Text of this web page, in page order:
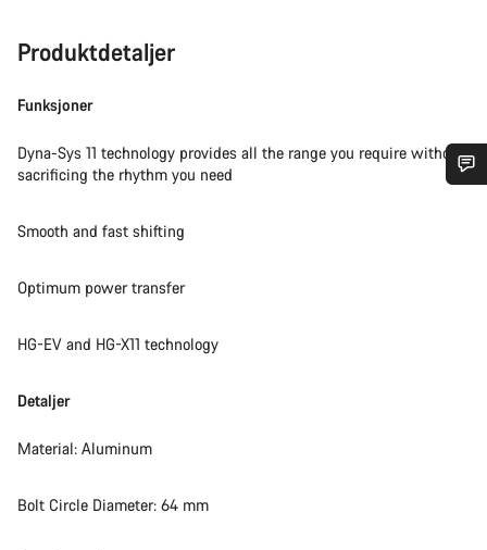
Produktdetaljer
Funksjoner
Dyna-Sys 11 technology provides all the range you require without
sacrificing the rhythm you need
Smooth and fast shifting
Optimum power transfer
HG-EV and HG-X11 technology
Detaljer
Material: Aluminum
Bolt Circle Diameter: 64 mm
spørsmål.